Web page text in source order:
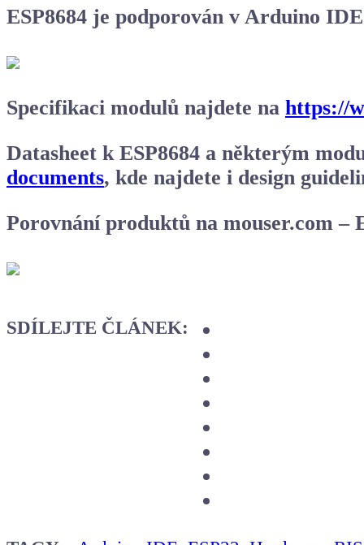
ESP8684 je podporován v Arduino IDE
Specifikaci modulů najdete na https://
Datasheet k ESP8684 a některým
documents, kde najdete i design
Porovnání produktů na mouser.com –
SDÍLEJTE ČLÁNEK: